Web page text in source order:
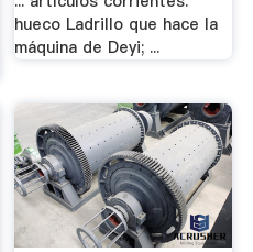
hueco Ladrillo que hace la
máquina de Deyi; ...